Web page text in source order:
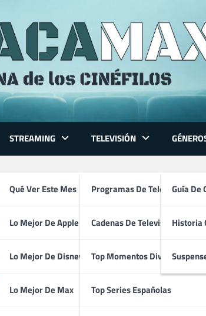
STREAMING
Qué Ver Este Mes
Lo Mejor De Apple TV
Lo Mejor De Disney+
Lo Mejor De Max
TELEVISIÓN
Programas De Televisión
Cadenas De Televisión
Top Momentos Divertidos
Top Series Españolas
Guía De
Historia
Brody
y su Versatilidad en el